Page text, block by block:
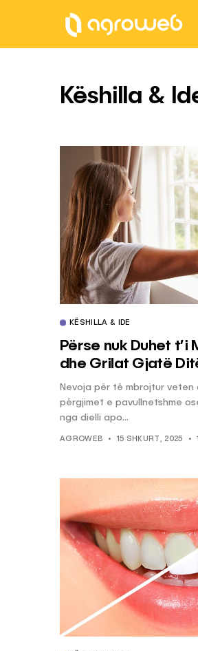
Këshilla &
KËSHILLA & IDE
Përse nuk Duhet t’i
dhe Grilat Gjatë
Nevoja për të mbrojtur
përgjimet e pavullnetshme
nga dielli apo...
AGROWEB 15 SHKURT, 2025